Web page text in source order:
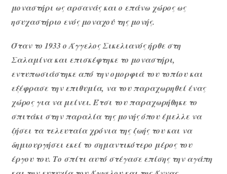
μοναστήρι ως αρσανάς και ο επάνω χώρος ως
ησυχαστήριο ενός μοναχού της μονής.
Όταν το 1933 ο Άγγελος Σικελιανός ήρθε στη
Σαλαμίνα και επισκέφτηκε το μοναστήρι,
εντυπωσιάστηκε από την ομορφιά του τοπίου και
εξέφρασε την επιθυμία, να του παραχωρηθεί ένας
χώρος για να μείνει. Έτσι του παραχωρήθηκε το
σπιτάκι στην παραλία της μονής όπου έμελλε να
ζήσει τα τελευταία χρόνια της ζωής του και να
δημιουργήσει εκεί το σημαντικότερο μέρος του
έργου του. Το σπίτι αυτό στέγασε επίσης την αγάπη